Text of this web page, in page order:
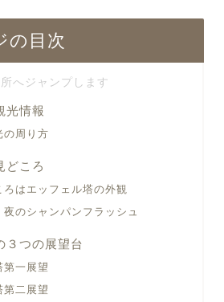
の目次
光情報
の周り方
どころ
ろはエッフェル塔の外観
夜のシャンパンフラッシュ
３つの展望台
第一展望
第二展望